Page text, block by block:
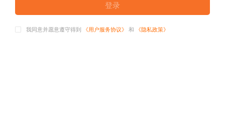
登录
我同意并愿意遵守得到 《用户服务协议》 和 《隐私政策》